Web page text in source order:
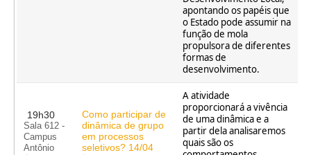
apontando os papéis que
o Estado pode assumir na
função de mola
propulsora de diferentes
formas de
desenvolvimento.
19h30
Sala 612 -
Campus
Antônio
Como participar de
dinâmica de grupo
em processos
seletivos? 14/04
A atividade
proporcionará a vivência
de uma dinâmica e a
partir dela analisaremos
quais são os